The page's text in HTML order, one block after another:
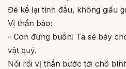
Đê kể lại tình đầu, không giấu
Vị thần bảo:
- Con đừng buồn! Ta sẽ bày
vật quý.
Nói rồi vị thần bước tới chỗ